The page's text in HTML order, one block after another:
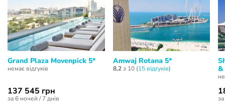
Grand Plaza Movenpick 5*
немає відгуків
137 545 грн
за 6 ночей / 7 днів
Amwaj Rotana 5*
8,2з 10 (15 відгуків)
&